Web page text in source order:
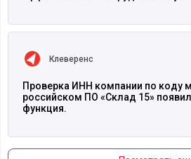
Клеверенс
Проверка ИНН компании по коду
российском ПО «Склад 15»
функция.